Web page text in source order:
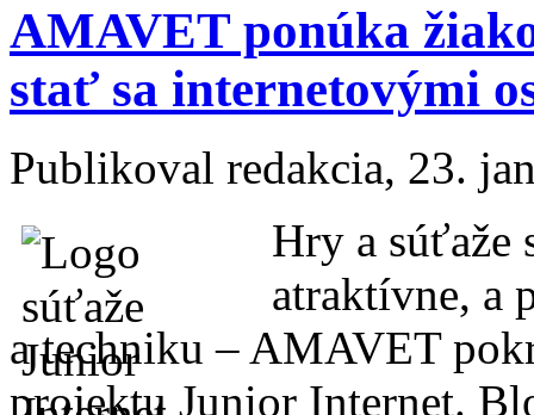
AMAVET ponúka
stať sa internetovými
Publikoval redakcia, 23.
Hry a súťaže
atraktívne, a
a techniku – AMAVET
projektu Junior Internet.